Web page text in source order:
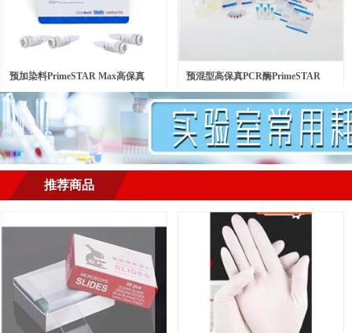
预加染料PrimeSTAR Max高保真
PCR酶 Ver.2
￥500.00 元/瓶
预混型高保真PCR酶PrimeSTAR
LongSeq DNA Polymerase
￥568.00元/包
推荐商品